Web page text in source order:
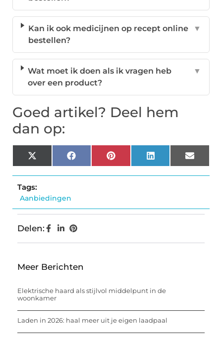
Kan ik ook medicijnen op recept online
bestellen?
▼
Wat moet ik doen als ik vragen heb
over een product?
▼
Goed artikel? Deel hem
dan op:
X
(Twitter)
FacebookPinterestLinkedIn Email
Tags:
Aanbiedingen
Delen:
Meer Berichten
Elektrische haard als stijlvol middelpunt in de
woonkamer
Laden in 2026: haal meer uit je eigen laadpaal